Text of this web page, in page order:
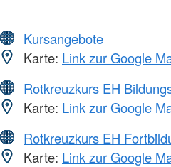
Kursangebote
Karte: Link zur Google
Rotkreuzkurs EH
Karte: Link zur Google
Rotkreuzkurs EH
Karte: Link zur Google